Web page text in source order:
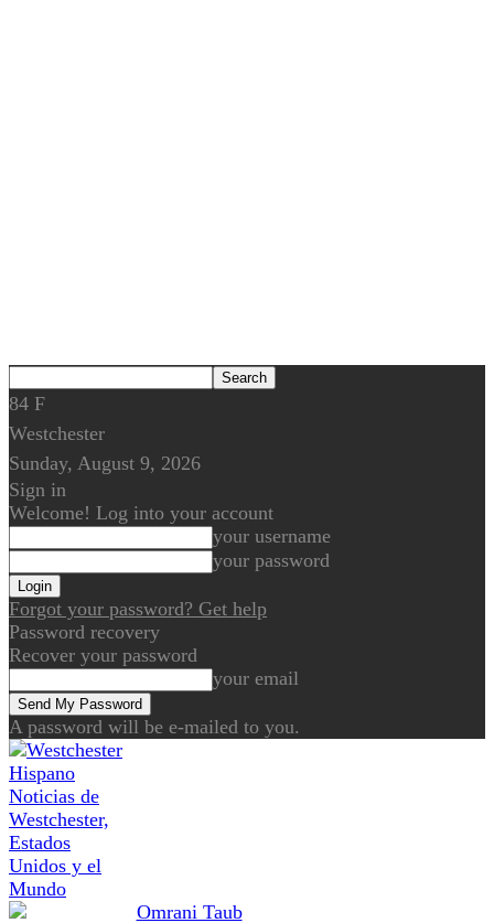
84 F
Westchester
Sunday, August 9, 2026
Sign in
Welcome! Log into your account
your username
your password
Forgot your password? Get help
Password recovery
Recover your password
your email
A password will be e-mailed to you.
Noticias de
Westchester,
Estados
Unidos y el
Mundo